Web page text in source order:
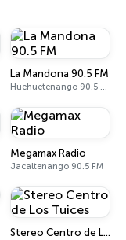
La Mandona 90.5 FM
Huehuetenango 90.5 FM
Megamax Radio
Jacaltenango 90.5 FM
Stereo Centro de Los Tuices